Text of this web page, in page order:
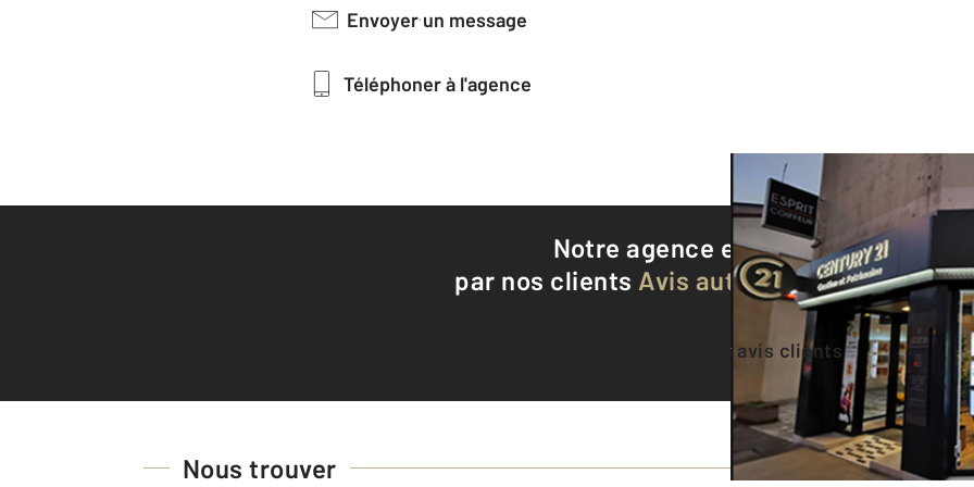
Envoyer un message
Téléphoner à l'agence
Notre agence est notée9,1/10
par nos clients Avis authentifiés par
Voir tous les avis clients
Nous trouver